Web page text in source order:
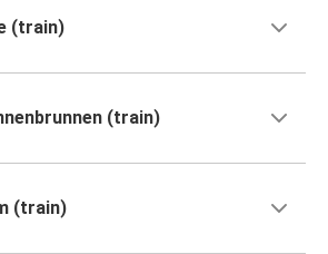
(train)
(train)
(train)